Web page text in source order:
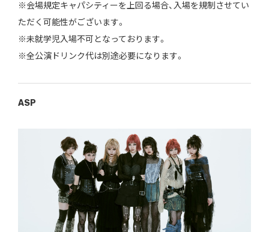
※会場規定キャパシティーを上回る場合、入場を規制させてい
ただく可能性がございます。
※未就学児入場不可となっております。
※全公演ドリンク代は別途必要になります。
ASP